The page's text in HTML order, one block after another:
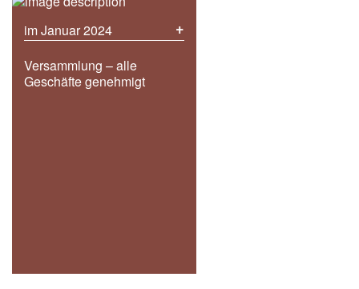
im Januar 2024 +
Versammlung – alle
Geschäfte genehmigt